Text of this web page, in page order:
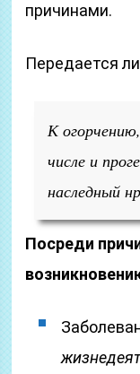
причинами.
Передается
К
числе и
наследный
Посреди